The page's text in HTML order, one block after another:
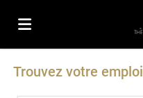
Accueil
Trouvez votre